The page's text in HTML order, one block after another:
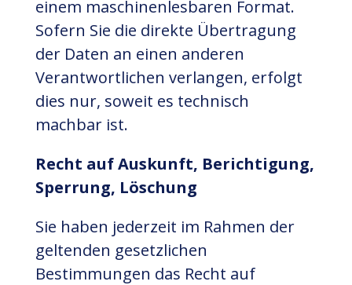
einem maschinenlesbaren Format.
Sofern Sie die direkte Übertragung
der Daten an einen anderen
Verantwortlichen verlangen, erfolgt
dies nur, soweit es technisch
machbar ist.
Recht auf Auskunft, Berichtigung,
Sperrung, Löschung
Sie haben jederzeit im Rahmen der
geltenden gesetzlichen
Bestimmungen das Recht auf